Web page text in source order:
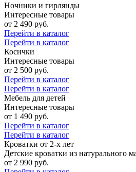
Ночники и гирлянды
Интересные товары
от 2 490 руб.
Перейти в каталог
Перейти в каталог
Косички
Интересные товары
от 2 500 руб.
Перейти в каталог
Перейти в каталог
Мебель для детей
Интересные товары
от 1 490 руб.
Перейти в каталог
Перейти в каталог
Кроватки от 2-х лет
Детские кроватки из натурального
от 2 990 руб.